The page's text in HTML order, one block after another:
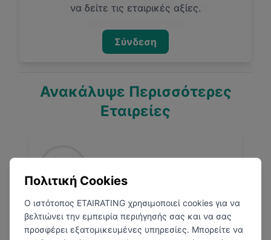
να δείτε τις εταιρικές αξίες.
Σύνδεση
Ανακάλυψε Περισσότερες
Εταιρείες
MindWave
Πολιτική Cookies
Ο ιστότοπος ETAIRATING χρησιμοποιεί cookies για να
βελτιώνει την εμπειρία περιήγησής σας και να σας
προσφέρει εξατομικευμένες υπηρεσίες. Μπορείτε να